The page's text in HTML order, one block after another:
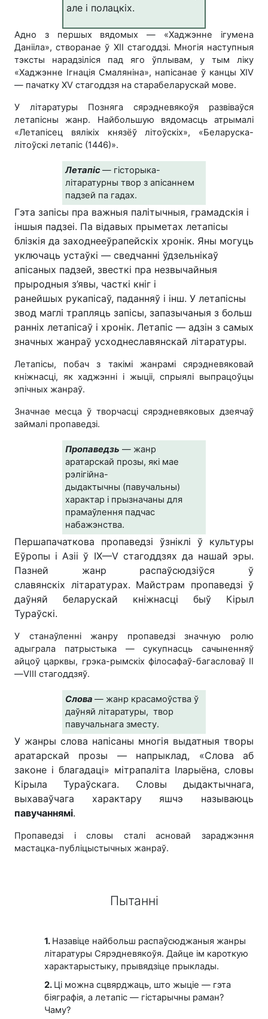
але і полацкіх.
Адно з першых вядомых — «Хаджэнне ігумена
Данііла», створанае ў ХІІ стагоддзі. Многія наступныя
тэксты нарадзіліся пад яго ўплывам, у тым ліку
«Хаджэнне Ігнація Смаляніна», напісанае ў канцы XIV
— пачатку XV стагоддзя на старабеларускай мове.
У літаратуры Позняга сярэдневякоўя развіваўся
летапісны жанр. Найбольшую вядомасць атрымалі
«Летапісец вялікіх князёў літоўскіх», «Беларуска-
літоўскі летапіс (1446)».
Летапіс— гісторыка-
літаратурны твор з апісаннем
падзей па гадах.
Гэта запісы пра важныя палітычныя, грамадскія і
іншыя падзеі. Па відавых прыметах летапісы
блізкія да заходнееўрапейскіх хронік. Яны могуць
уключаць устаўкі — сведчанні ўдзельнікаў
апісаных падзей, звесткі пра незвычайныя
прыродныя з’явы, часткі кніг і
ранейшых рукапісаў, паданняў і інш. У летапісны
звод маглі трапляць запісы, запазычаныя з больш
ранніх летапісаў і хронік. Летапіс — адзін з самых
значных жанраў усходнеславянскай літаратуры.
Летапісы, побач з такімі жанрамі сярэдневяковай
кніжнасці, як хаджэнні і жыціі, спрыялі выпрацоўцы
эпічных жанраў.
Значнае месца ў творчасці сярэдневяковых дзеячаў
займалі пропаведзі.
Пропаведзь — жанр
аратарскай прозы, які мае
рэлігійна-
дыдактычны (павучальны)
характар і прызначаны для
прамаўлення падчас
набажэнства.
Першапачаткова пропаведзі ўзніклі ў культуры
Еўропы і Азіі ў IX—V стагоддзях да нашай эры.
Пазней жанр распаўсюдзіўся ў
славянскіх літаратурах. Майстрам пропаведзі ў
даўняй беларускай кніжнасці быў Кірыл
Тураўскі.
У станаўленні жанру пропаведзі значную ролю
адыграла патрыстыка — сукупнасць сачыненняў
айцоў царквы, грэка-рымскіх філосафаў-багасловаў II
—VIII стагоддзяў.
Слова — жанр красамоўства ў
даўняй літаратуры, твор
павучальнага зместу.
У жанры слова напісаны многія выдатныя творы
аратарскай прозы — напрыклад, «Слова аб
законе і благадаці» мітрапаліта Іларыёна, словы
Кірыла Тураўскага. Словы дыдактычнага,
выхаваўчага характару яшчэ называюць
павучаннямі.
Пропаведзі і словы сталі асновай зараджэння
мастацка-публіцыстычных жанраў.
Пытанні
1. Назавіце найбольш распаўсюджаныя жанры
літаратуры Сярэдневякоўя. Дайце ім кароткую
характарыстыку, прывядзіце прыклады.
2. Ці можна сцвярджаць, што жыціе — гэта
біяграфія, а летапіс — гістарычны раман?
Чаму?